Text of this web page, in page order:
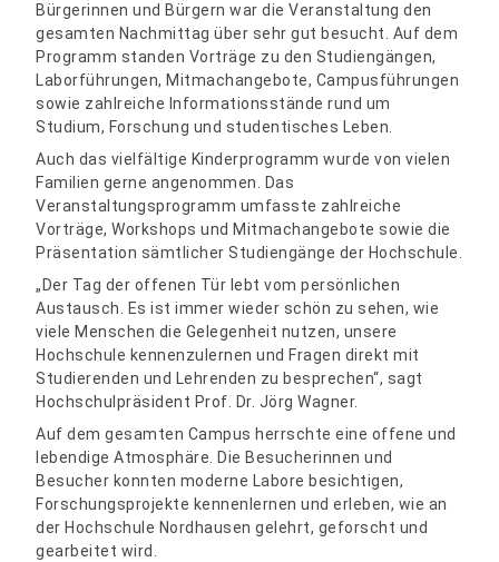
Bürgerinnen und Bürgern war die Veranstaltung den
gesamten Nachmittag über sehr gut besucht. Auf dem
Programm standen Vorträge zu den Studiengängen,
Laborführungen, Mitmachangebote, Campusführungen
sowie zahlreiche Informationsstände rund um
Studium, Forschung und studentisches Leben.
Auch das vielfältige Kinderprogramm wurde von vielen
Familien gerne angenommen. Das
Veranstaltungsprogramm umfasste zahlreiche
Vorträge, Workshops und Mitmachangebote sowie die
Präsentation sämtlicher Studiengänge der Hochschule.
„Der Tag der offenen Tür lebt vom persönlichen
Austausch. Es ist immer wieder schön zu sehen, wie
viele Menschen die Gelegenheit nutzen, unsere
Hochschule kennenzulernen und Fragen direkt mit
Studierenden und Lehrenden zu besprechen“, sagt
Hochschulpräsident Prof. Dr. Jörg Wagner.
Auf dem gesamten Campus herrschte eine offene und
lebendige Atmosphäre. Die Besucherinnen und
Besucher konnten moderne Labore besichtigen,
Forschungsprojekte kennenlernen und erleben, wie an
der Hochschule Nordhausen gelehrt, geforscht und
gearbeitet wird.